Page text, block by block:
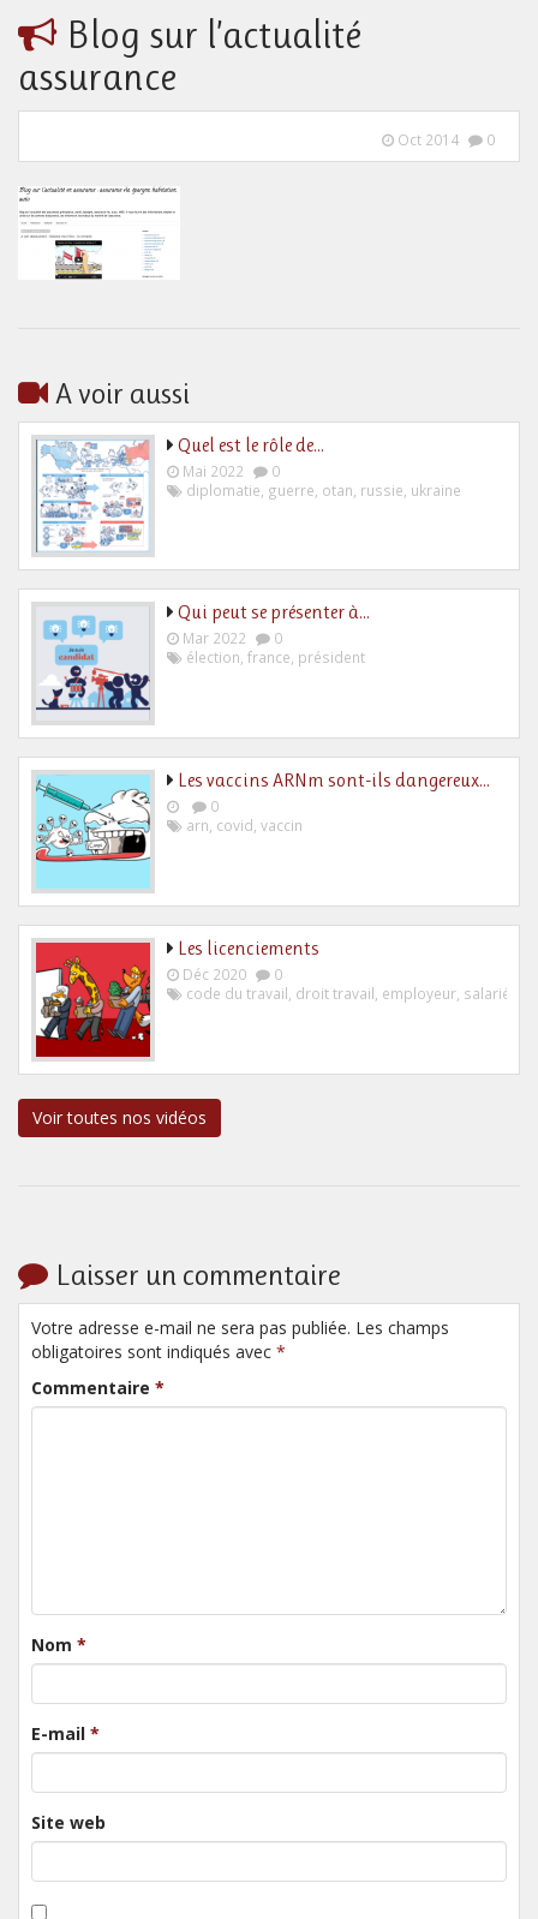
Blog sur l’actualité
assurance
Oct 2014 0
A voir aussi
Quel est le rôle de…
Mai 2022
0
diplomatie guerre otan russie ukraine
Qui peut se présenter à…
Mar 2022
0
élection, france, président
Les vaccins ARNm sont-ils dangereux…
0
arn, covid, vaccin
Les licenciements
Déc 2020
0
code du travail, droit travail, employeur, salarié
Voir toutes nos vidéos
Laisser un commentaire
Votre adresse e-mail ne sera pas publiée. Les champs
obligatoires sont indiqués avec *
Commentaire *
Nom *
E-mail *
Site web